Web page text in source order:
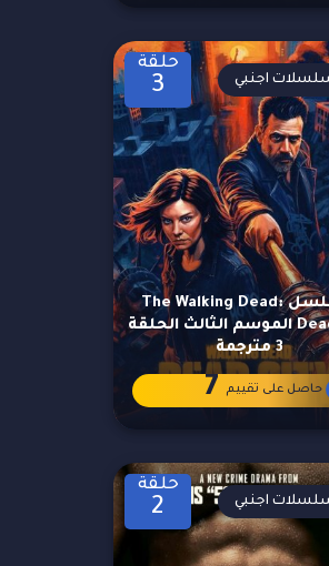
حلقة
3
مسلسل The Walking Dead:
Dead City الموسم الثالث الحلقة
3 مترجمة
اجنبي
حاصل على تقييم 7
حلقة
2 اجنبي